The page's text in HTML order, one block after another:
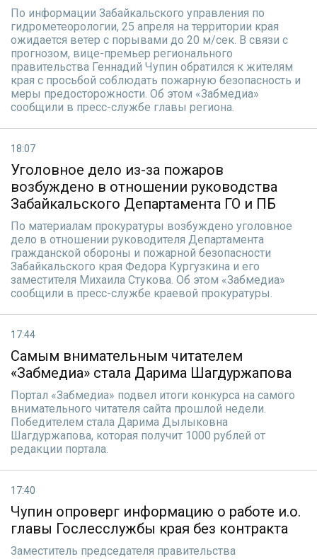
По информации Забайкальского управления по
гидрометеорологии, 25 апреля на территории края
ожидается ветер с порывами до 20 м/сек. В связи с
прогнозом, вице-премьер регионального
правительства Геннадий Чупин обратился к жителям
края с просьбой соблюдать пожарную безопасность и
меры предосторожности. Об этом «Забмедиа»
сообщили в пресс-службе главы региона.
18:07
Уголовное дело из-за пожаров
возбуждено в отношении руководства
Забайкальского Департамента ГО и ПБ
По материалам прокуратуры возбуждено уголовное
дело в отношении руководителя Департамента
гражданской обороны и пожарной безопасности
Забайкальского края Федора Кургузкина и его
заместителя Михаила Стукова. Об этом «Забмедиа»
сообщили в пресс-службе краевой прокуратуры.
17:44
Самым внимательным читателем
«Забмедиа» стала Дарима Шагдуржапова
Портал «Забмедиа» подвел итоги конкурса на самого
внимательного читателя сайта прошлой недели.
Победителем стала Дарима Дылыковна
Шагдуржапова, которая получит 1000 рублей от
редакции портала.
17:40
Чупин опроверг информацию о работе и.о.
главы Гослесслужбы края без контракта
Заместитель председателя правительства